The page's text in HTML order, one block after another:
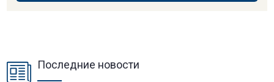
Последние новости